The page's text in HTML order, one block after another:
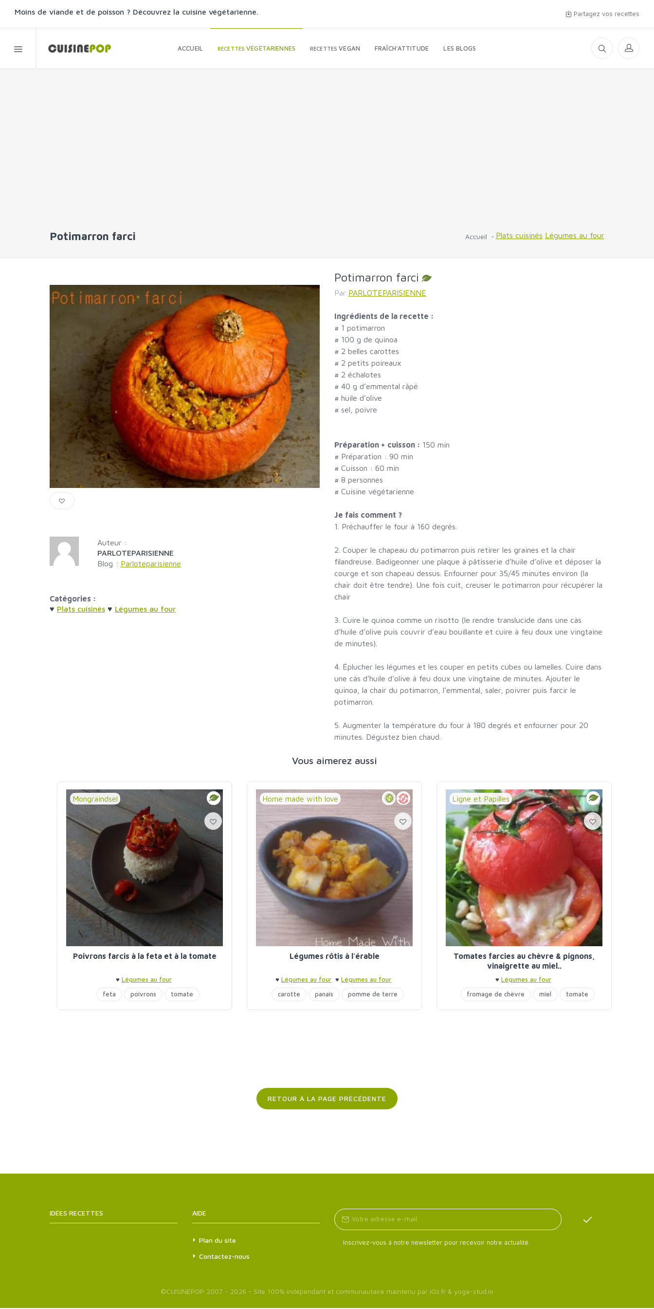
Moins de viande et de poisson ? Découvrez la cuisine végétarienne. Partagez vos recettes
ACCUEIL RECETTESVÉGÉTARIENNES RECETTESVEGAN FRAÎCH'ATTITUDE LES BLOGS
Potimarron farci Accueil Plats cuisinés Légumes au four
Auteur :
PARLOTEPARISIENNE
Blog : Parloteparisienne
Catégories :
♥ Plats cuisinés ♥ Légumes au four
Potimarron farci
Par PARLOTEPARISIENNE
Ingrédients de la recette :
# 1 potimarron
# 100 g de quinoa
# 2 belles carottes
# 2 petits poireaux
# 2 échalotes
# 40 g d’emmental râpé
# huile d’olive
# sel, poivre
Préparation + cuisson : 150 min
# Préparation : 90 min
# Cuisson : 60 min
# 8 personnes
# Cuisine végétarienne
Je fais comment ?
1. Préchauffer le four à 160 degrés.
2. Couper le chapeau du potimarron puis retirer les graines et la chair
filandreuse. Badigeonner une plaque à pâtisserie d’huile d’olive et déposer la
courge et son chapeau dessus. Enfourner pour 35/45 minutes environ (la
chair doit être tendre). Une fois cuit, creuser le potimarron pour récupérer la
chair
3. Cuire le quinoa comme un risotto (le rendre translucide dans une càs
d’huile d’olive puis couvrir d’eau bouillante et cuire à feu doux une vingtaine
de minutes).
4. Éplucher les légumes et les couper en petits cubes ou lamelles. Cuire dans
une càs d’huile d’olive à feu doux une vingtaine de minutes. Ajouter le
quinoa, la chair du potimarron, l’emmental, saler, poivrer puis farcir le
potimarron.
5. Augmenter la température du four à 180 degrés et enfourner pour 20
minutes. Dégustez bien chaud.
Vous aimerez aussi
Mongraindsel
Poivrons farcis à la feta et à la tomate
♥ Légumes au four
feta
poivrons tomate
Home made with love
Légumes rôtis à l'érable
♥ Légumes au four ♥ Légumes au four
carotte
panais pomme de terre
potiron sirop d'érable
Ligne et Papilles
Tomates farcies au chèvre & pignons,
vinaigrette au miel..
♥ Légumes au four
fromage de chèvre
miel tomate
RETOUR À LA PAGE PRÉCÉDENTE
IDÉES RECETTES AIDE
Plan du site
Contactez-nous
Inscrivez-vous à notre newsletter pour recevoir notre actualité.
©CUISINEPOP 2007 - 2026 - Site 100% indépendant et communautaire maintenu par iOz.fr & yoga-stud.io